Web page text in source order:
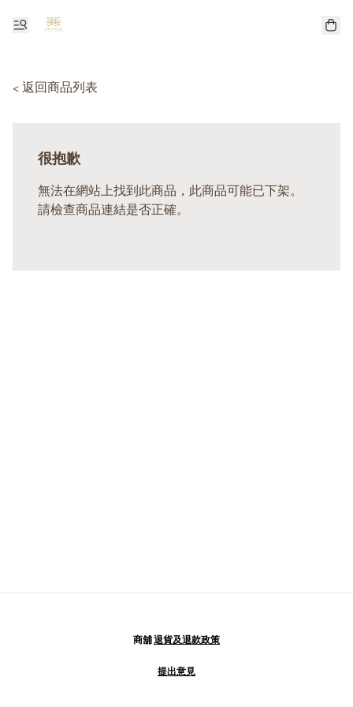
< 返回商品列表
很抱歉
無法在網站上找到此商品，此商品可能已下架。
請檢查商品連結是否正確。
商舖退貨及退款政策
提出意見